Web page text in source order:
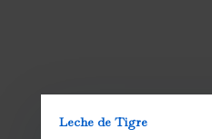
Leche de Tigre